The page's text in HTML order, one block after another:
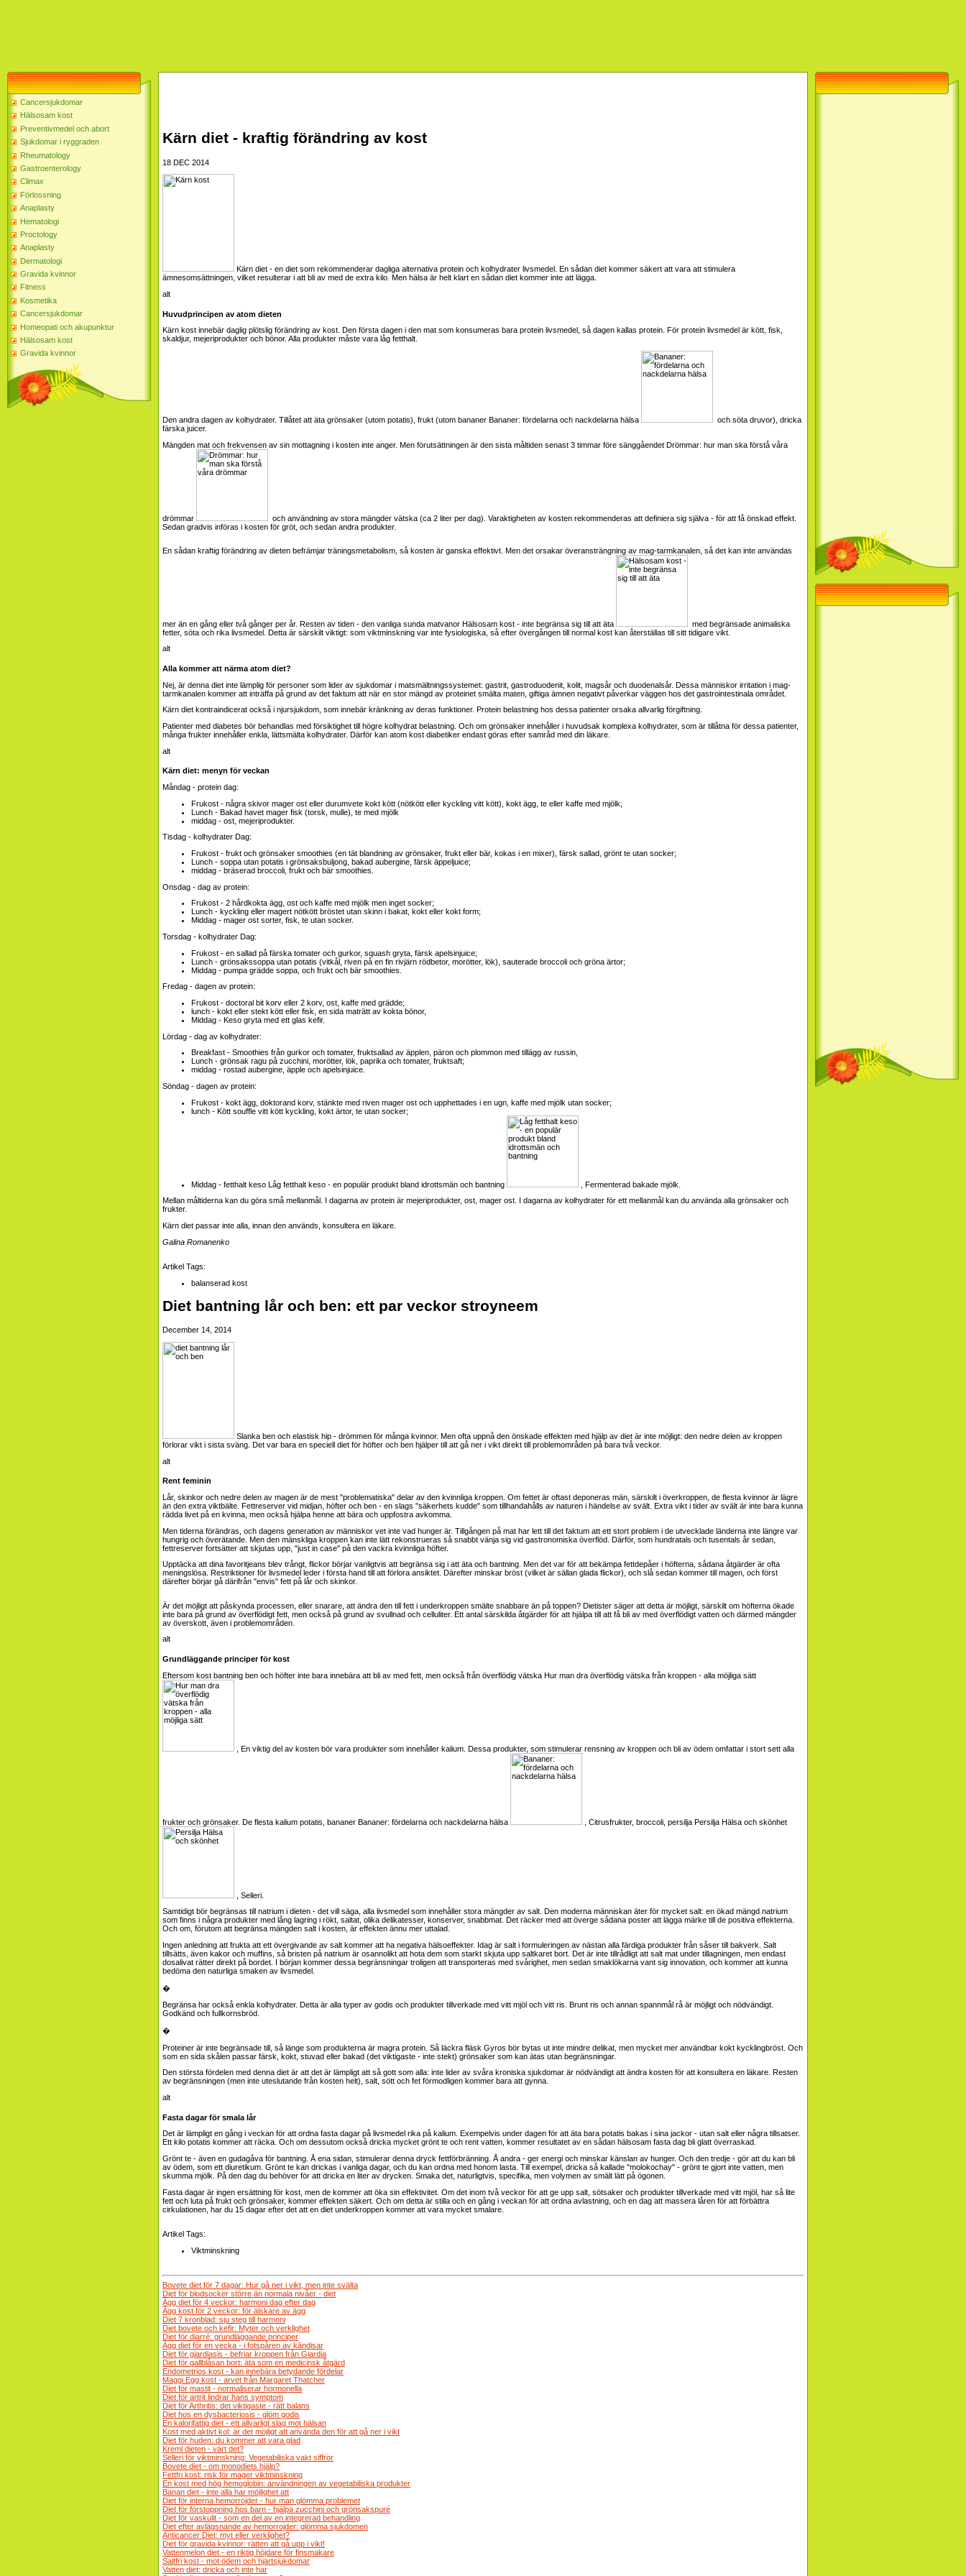
Cancersjukdomar
Hälsosam kost
Preventivmedel och abort
Sjukdomar i ryggraden
Rheumatology
Gastroenterology
Climax
Förlossning
Anaplasty
Hematologi
Proctology
Anaplasty
Dermatologi
Gravida kvinnor
Fitness
Kosmetika
Cancersjukdomar
Homeopati och akupunktur
Hälsosam kost
Gravida kvinnor
Kärn diet - kraftig förändring av kost
18 DEC 2014
Kärn diet - en diet som rekommenderar dagliga alternativa protein och kolhydrater livsmedel. En sådan diet kommer säkert att vara att stimulera
ämnesomsättningen, vilket resulterar i att bli av med de extra kilo. Men hälsa är helt klart en sådan diet kommer inte att lägga.
Huvudprincipen av atom dieten
Kärn kost innebär daglig plötslig förändring av kost. Den första dagen i den mat som konsumeras bara protein livsmedel, så dagen kallas protein. För protein livsmedel är kött, fisk,
skaldjur, mejeriprodukter och bönor. Alla produkter måste vara låg fetthalt.
Den andra dagen av kolhydrater. Tillåtet att äta grönsaker (utom potatis), frukt (utom bananer Bananer: fördelarna och nackdelarna hälsa
och söta druvor), dricka
färska juicer.
Mängden mat och frekvensen av sin mottagning i kosten inte anger. Men förutsättningen är den sista måltiden senast 3 timmar före sänggåendet Drömmar: hur man ska förstå våra
drömmar
och användning av stora mängder vätska (ca 2 liter per dag). Varaktigheten av kosten rekommenderas att definiera sig själva - för att få önskad effekt.
Sedan gradvis införas i kosten för gröt, och sedan andra produkter.
En sådan kraftig förändring av dieten befrämjar träningsmetabolism, så kosten är ganska effektivt. Men det orsakar överansträngning av mag-tarmkanalen, så det kan inte användas
mer än en gång eller två gånger per år. Resten av tiden - den vanliga sunda matvanor Hälsosam kost - inte begränsa sig till att äta
med begränsade animaliska
fetter, söta och rika livsmedel. Detta är särskilt viktigt: som viktminskning var inte fysiologiska, så efter övergången till normal kost kan återställas till sitt tidigare vikt.
Alla kommer att närma atom diet?
Nej, är denna diet inte lämplig för personer som lider av sjukdomar i matsmältningssystemet: gastrit, gastroduodenit, kolit, magsår och duodenalsår. Dessa människor irritation i mag-
tarmkanalen kommer att inträffa på grund av det faktum att när en stor mängd av proteinet smälta maten, giftiga ämnen negativt påverkar väggen hos det gastrointestinala området.
Kärn diet kontraindicerat också i njursjukdom, som innebär kränkning av deras funktioner. Protein belastning hos dessa patienter orsaka allvarlig förgiftning.
Patienter med diabetes bör behandlas med försiktighet till högre kolhydrat belastning. Och om grönsaker innehåller i huvudsak komplexa kolhydrater, som är tillåtna för dessa patienter,
många frukter innehåller enkla, lättsmälta kolhydrater. Därför kan atom kost diabetiker endast göras efter samråd med din läkare.
Kärn diet: menyn för veckan
Måndag - protein dag:
Frukost - några skivor mager ost eller durumvete kokt kött (nötkött eller kyckling vitt kött), kokt ägg, te eller kaffe med mjölk;
Lunch - Bakad havet mager fisk (torsk, mulle), te med mjölk
middag - ost, mejeriprodukter.
Tisdag - kolhydrater Dag:
Frukost - frukt och grönsaker smoothies (en tät blandning av grönsaker, frukt eller bär, kokas i en mixer), färsk sallad, grönt te utan socker;
Lunch - soppa utan potatis i grönsaksbuljong, bakad aubergine, färsk äppeljuice;
middag - bräserad broccoli, frukt och bär smoothies.
Onsdag - dag av protein:
Frukost - 2 hårdkokta ägg, ost och kaffe med mjölk men inget socker;
Lunch - kyckling eller magert nötkött bröstet utan skinn i bakat, kokt eller kokt form;
Middag - mager ost sorter, fisk, te utan socker.
Torsdag - kolhydrater Dag:
Frukost - en sallad på färska tomater och gurkor, squash gryta, färsk apelsinjuice;
Lunch - grönsakssoppa utan potatis (vitkål, riven på en fin rivjärn rödbetor, morötter, lök), sauterade broccoli och gröna ärtor;
Middag - pumpa grädde soppa, och frukt och bär smoothies.
Fredag ​​- dagen av protein:
Frukost - doctoral bit korv eller 2 korv, ost, kaffe med grädde;
lunch - kokt eller stekt kött eller fisk, en sida maträtt av kokta bönor,
Middag - Keso gryta med ett glas kefir.
Lördag - dag av kolhydrater:
Breakfast - Smoothies från gurkor och tomater, fruktsallad av äpplen, päron och plommon med tillägg av russin,
Lunch - grönsak ragu på zucchini, morötter, lök, paprika och tomater, fruktsaft;
middag - rostad aubergine, äpple och apelsinjuice.
Söndag - dagen av protein:
Frukost - kokt ägg, doktorand korv, stänkte med riven mager ost och upphettades i en ugn, kaffe med mjölk utan socker;
lunch - Kött souffle vitt kött kyckling, kokt ärtor, te utan socker;
Middag - fetthalt keso Låg fetthalt keso - en populär produkt bland idrottsmän och bantning
, Fermenterad bakade mjölk.
Mellan måltiderna kan du göra små mellanmål. I dagarna av protein är mejeriprodukter, ost, mager ost. I dagarna av kolhydrater för ett mellanmål kan du använda alla grönsaker och
frukter.
Kärn diet passar inte alla, innan den används, konsultera en läkare.
Galina Romanenko
Artikel Tags:
balanserad kost
Diet bantning lår och ben: ett par veckor stroyneem
December 14, 2014
Slanka ben och elastisk hip - drömmen för många kvinnor. Men ofta uppnå den önskade effekten med hjälp av diet är inte möjligt: ​​den nedre delen av kroppen
förlorar vikt i sista sväng. Det var bara en speciell diet för höfter och ben hjälper till att gå ner i vikt direkt till problemområden på bara två veckor.
Rent feminin
Lår, skinkor och nedre delen av magen är de mest "problematiska" delar av den kvinnliga kroppen. Om fettet är oftast deponeras män, särskilt i överkroppen, de flesta kvinnor är lägre
än den extra viktbälte. Fettreserver vid midjan, höfter och ben - en slags "säkerhets kudde" som tillhandahålls av naturen i händelse av svält. Extra vikt i tider av svält är inte bara kunna
rädda livet på en kvinna, men också hjälpa henne att bära och uppfostra avkomma.
Men tiderna förändras, och dagens generation av människor vet inte vad hunger är. Tillgången på mat har lett till det faktum att ett stort problem i de utvecklade länderna inte längre var
hungrig och överätande. Men den mänskliga kroppen kan inte lätt rekonstrueras så snabbt vänja sig vid gastronomiska överflöd. Därför, som hundratals och tusentals år sedan,
fettreserver fortsätter att skjutas upp, "just in case" på den vackra kvinnliga höfter.
Upptäcka att dina favoritjeans blev trångt, flickor börjar vanligtvis att begränsa sig i att äta och bantning. Men det var för att bekämpa fettdepåer i höfterna, sådana åtgärder är ofta
meningslösa. Restriktioner för livsmedel leder i första hand till att förlora ansiktet. Därefter minskar bröst (vilket är sällan glada flickor), och slå sedan kommer till magen, och först
därefter börjar gå därifrån "envis" fett på lår och skinkor.
Är det möjligt att påskynda processen, eller snarare, att ändra den till fett i underkroppen smälte snabbare än på toppen? Dietister säger att detta är möjligt, särskilt om höfterna ökade
inte bara på grund av överflödigt fett, men också på grund av svullnad och celluliter. Ett antal särskilda åtgärder för att hjälpa till att få bli av med överflödigt vatten och därmed mängder
av överskott, även i problemområden.
Grundläggande principer för kost
Eftersom kost bantning ben och höfter inte bara innebära att bli av med fett, men också från överflödig vätska Hur man dra överflödig vätska från kroppen - alla möjliga sätt
, En viktig del av kosten bör vara produkter som innehåller kalium. Dessa produkter, som stimulerar rensning av kroppen och bli av ödem omfattar i stort sett alla
frukter och grönsaker. De flesta kalium potatis, bananer Bananer: fördelarna och nackdelarna hälsa , Citrusfrukter, broccoli, persilja Persilja Hälsa och skönhet
, Selleri.
Samtidigt bör begränsas till natrium i dieten - det vill säga, alla livsmedel som innehåller stora mängder av salt. Den moderna människan äter för mycket salt: en ökad mängd natrium
som finns i några produkter med lång lagring i rökt, saltat, olika delikatesser, konserver, snabbmat. Det räcker med att överge sådana poster att lägga märke till de positiva effekterna.
Och om, förutom att begränsa mängden salt i kosten, är effekten ännu mer uttalad.
Ingen anledning att frukta att ett övergivande av salt kommer att ha negativa hälsoeffekter. Idag är salt i formuleringen av nästan alla färdiga produkter från såser till bakverk. Salt
tillsätts, även kakor och muffins, så bristen på natrium är osannolikt att hota dem som starkt skjuta upp saltkaret bort. Det är inte tillrådligt att salt mat under tillagningen, men endast
dosalivat rätter direkt på bordet. I början kommer dessa begränsningar troligen att transporteras med svårighet, men sedan smaklökarna vant sig innovation, och kommer att kunna
bedöma den naturliga smaken av livsmedel.
�
Begränsa har också enkla kolhydrater. Detta är alla typer av godis och produkter tillverkade med vitt mjöl och vitt ris. Brunt ris och annan spannmål rå är möjligt och nödvändigt.
Godkänd och fullkornsbröd.
�
Proteiner är inte begränsade till, så länge som produkterna är magra protein. Så läckra fläsk Gyros bör bytas ut inte mindre delikat, men mycket mer användbar kokt kycklingbröst. Och
som en sida skålen passar färsk, kokt, stuvad eller bakad (det viktigaste - inte stekt) grönsaker som kan ätas utan begränsningar.
Den största fördelen med denna diet är att det är lämpligt att så gott som alla: inte lider av svåra kroniska sjukdomar är nödvändigt att ändra kosten för att konsultera en läkare. Resten
av begränsningen (men inte uteslutande från kosten helt), salt, sött och fet förmodligen kommer bara att gynna.
Fasta dagar för smala lår
Det är lämpligt en gång i veckan för att ordna fasta dagar på livsmedel rika på kalium. Exempelvis under dagen för att äta bara potatis bakas i sina jackor - utan salt eller några tillsatser.
Ett kilo potatis kommer att räcka. Och om dessutom också dricka mycket grönt te och rent vatten, kommer resultatet av en sådan hälsosam fasta dag bli glatt överraskad.
Grönt te - även en gudagåva för bantning. Å ena sidan, stimulerar denna dryck fettförbränning. Å andra - ger energi och minskar känslan av hunger. Och den tredje - gör att du kan bli
av ödem, som ett diuretikum. Grönt te kan drickas i vanliga dagar, och du kan ordna med honom lasta. Till exempel, dricka så kallade "molokochay" - grönt te gjort inte vatten, men
skumma mjölk. På den dag du behöver för att dricka en liter av drycken. Smaka det, naturligtvis, specifika, men volymen av smält lätt på ögonen.
Fasta dagar är ingen ersättning för kost, men de kommer att öka sin effektivitet. Om det inom två veckor för att ge upp salt, sötsaker och produkter tillverkade med vitt mjöl, har så lite
fett och luta på frukt och grönsaker, kommer effekten säkert. Och om detta är stilla och en gång i veckan för att ordna avlastning, och en dag att massera låren för att förbättra
cirkulationen, har du 15 dagar efter det att en diet underkroppen kommer att vara mycket smalare.
Artikel Tags:
Viktminskning
Bovete diet för 7 dagar: Hur gå ner i vikt, men inte svälta
Diet för blodsocker större än normala nivåer - diet
Ägg diet för 4 veckor: harmoni dag efter dag
Ägg kost för 2 veckor: för älskare av ägg
Diet 7 kronblad: sju steg till harmoni
Diet bovete och kefir: Myter och verklighet
Diet för diarré: grundläggande principer
Ägg diet för en vecka - i fotspåren av kändisar
Diet för giardiasis - befriar kroppen från Giardia
Diet för gallblåsan bort: äta som en medicinsk åtgärd
Endometrios kost - kan innebära betydande fördelar
Maggi Egg kost - arvet från Margaret Thatcher
Diet för mastit - normaliserar hormonella
Diet för artrit lindrar hans symptom
Diet för Arthritis: det viktigaste - rätt balans
Diet hos en dysbacteriosis - glöm godis
En kalorifattig diet - ett allvarligt slag mot hälsan
Kost med aktivt kol: är det möjligt att använda den för att gå ner i vikt
Diet för huden: du kommer att vara glad
Kreml dieten - värt det?
Selleri för viktminskning: Vegetabiliska vakt siffror
Bovete diet - om monodiets hjälp?
Fettfri kost: risk för mager viktminskning
En kost med hög hemoglobin: användningen av vegetabiliska produkter
Banan diet - inte alla har möjlighet att
Diet för interna hemorrojder - hur man glömma problemet
Diet för förstoppning hos barn - hjälpa zucchini och grönsakspuré
Diet för vaskulit - som en del av en integrerad behandling
Diet efter avlägsnande av hemorrojder: glömma sjukdomen
Anticancer Diet: myt eller verklighet?
Diet för gravida kvinnor: rätten att gå upp i vikt!
Vattenmelon diet - en riktig höjdare för finsmakare
Saltfri kost - mot ödem och hjärtsjukdomar
Vatten diet: dricka och inte har